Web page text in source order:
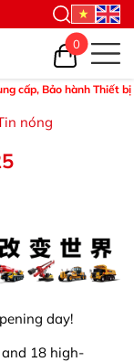
Bảo hành Thiết bị và
0
nóng
day!
18 high-